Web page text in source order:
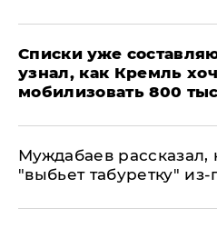
Списки уже
узнал, как Кремль
мобилизовать 800
Муждабаев рассказал,
"выбьет табуретку"